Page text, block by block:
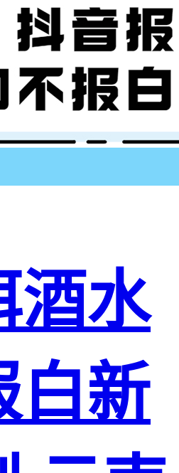
酒水
白新